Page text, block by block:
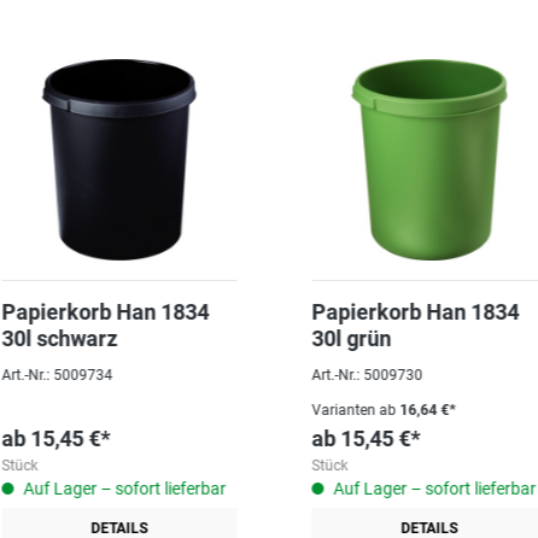
Papierkorb Han 1834
30l schwarz
Art.-Nr.: 5009734
ab 15,45 €*
Stück
Auf Lager – sofort lieferbar
DETAILS
Papierkorb Han 1834
30l grün
Art.-Nr.: 5009730
Varianten ab 16,64 €*
ab 15,45 €*
Stück
Auf Lager – sofort lieferbar
DETAILS